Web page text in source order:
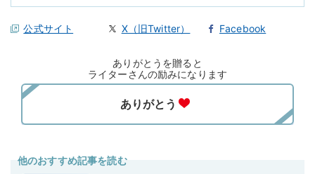
公式サイト X（旧Twitter） Facebook
ありがとうを贈ると
ライターさんの励みになります
他のおすすめ記事を読む